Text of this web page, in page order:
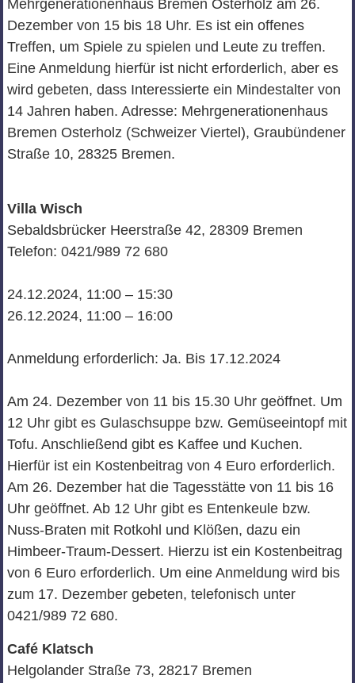
Mehrgenerationenhaus Bremen Osterholz am 26.
Dezember von 15 bis 18 Uhr. Es ist ein offenes
Treffen, um Spiele zu spielen und Leute zu treffen.
Eine Anmeldung hierfür ist nicht erforderlich, aber es
wird gebeten, dass Interessierte ein Mindestalter von
14 Jahren haben. Adresse: Mehrgenerationenhaus
Bremen Osterholz (Schweizer Viertel), Graubündener
Straße 10, 28325 Bremen.
Villa Wisch
Sebaldsbrücker Heerstraße 42, 28309 Bremen
Telefon: 0421/989 72 680
24.12.2024, 11:00 – 15:30
26.12.2024, 11:00 – 16:00
Anmeldung erforderlich: Ja. Bis 17.12.2024
Am 24. Dezember von 11 bis 15.30 Uhr geöffnet. Um
12 Uhr gibt es Gulaschsuppe bzw. Gemüseeintopf mit
Tofu. Anschließend gibt es Kaffee und Kuchen.
Hierfür ist ein Kostenbeitrag von 4 Euro erforderlich.
Am 26. Dezember hat die Tagesstätte von 11 bis 16
Uhr geöffnet. Ab 12 Uhr gibt es Entenkeule bzw.
Nuss-Braten mit Rotkohl und Klößen, dazu ein
Himbeer-Traum-Dessert. Hierzu ist ein Kostenbeitrag
von 6 Euro erforderlich. Um eine Anmeldung wird bis
zum 17. Dezember gebeten, telefonisch unter
0421/989 72 680.
Café Klatsch
Helgolander Straße 73, 28217 Bremen